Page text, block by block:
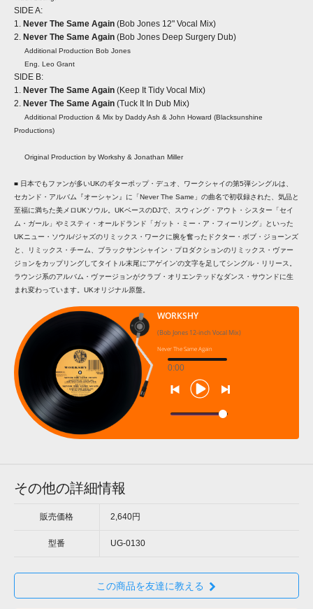
SIDE A:
1. Never The Same Again (Bob Jones 12" Vocal Mix)
2. Never The Same Again (Bob Jones Deep Surgery Dub)
Additional Production Bob Jones
Eng. Leo Grant
SIDE B:
1. Never The Same Again (Keep It Tidy Vocal Mix)
2. Never The Same Again (Tuck It In Dub Mix)
Additional Production & Mix by Daddy Ash & John Howard (Blacksunshine
Productions)
Original Production by Workshy & Jonathan Miller
■ 日本でもファンが多いUKのギターポップ・デュオ、ワークシャイの第5弾シングルは、
セカンド・アルバム『オーシャン』に「Never The Same」の曲名で初収録された、気品と
至福に満ちた美メロUKソウル。UKベースのDJで、スウィング・アウト・シスター「セイ
ム・ガール」やミスティ・オールドランド「ガット・ミー・ア・フィーリング」といった
UKニュー・ソウル/ジャズのリミックス・ワークに腕を奮ったドクター・ボブ・ジョーンズ
と、リミックス・チーム、ブラックサンシャイン・プロダクションのリミックス・ヴァー
ジョンをカップリングしてタイトル末尾に‘アゲイン'の文字を足してシングル・リリース。
ラウンジ系のアルバム・ヴァージョンがクラブ・オリエンテッドなダンス・サウンドに生
まれ変わっています。UKオリジナル原盤。
WORKSHY
(Bob Jones 12-inch Vocal Mix)
Never The Same Again
0:00
その他の詳細情報
販売価格 2,640円
型番 UG-0130
この商品を友達に教える